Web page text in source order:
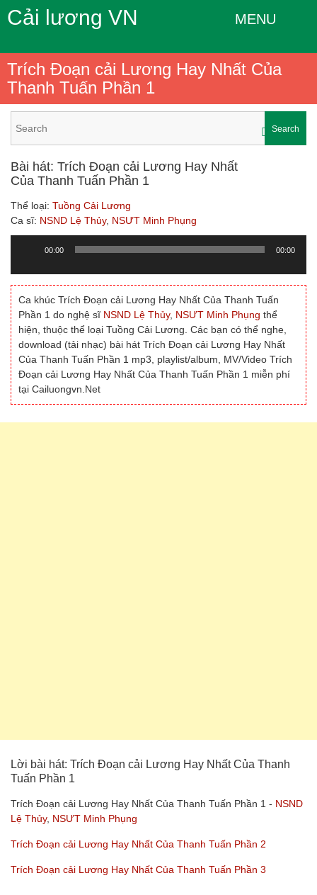
Cải lương VN MENU
Trích Đoạn cải Lương Hay Nhất Của
Thanh Tuấn Phần 1
Search
Bài hát: Trích Đoạn cải Lương Hay Nhất
Của Thanh Tuấn Phần 1
Thể loại: Tuồng Cải Lương
Ca sĩ: NSND Lệ Thủy, NSƯT Minh Phụng
00:00 00:00
Ca khúc Trích Đoạn cải Lương Hay Nhất Của Thanh Tuấn
Phần 1 do nghệ sĩ NSND Lệ Thủy, NSƯT Minh Phụng thể
hiện, thuộc thể loại Tuồng Cải Lương. Các bạn có thể nghe,
download (tải nhạc) bài hát Trích Đoạn cải Lương Hay Nhất
Của Thanh Tuấn Phần 1 mp3, playlist/album, MV/Video Trích
Đoạn cải Lương Hay Nhất Của Thanh Tuấn Phần 1 miễn phí
tại Cailuongvn.Net
Lời bài hát: Trích Đoạn cải Lương Hay Nhất Của Thanh
Tuấn Phần 1
Trích Đoạn cải Lương Hay Nhất Của Thanh Tuấn Phần 1 - NSND
Lệ Thủy, NSƯT Minh Phụng
Trích Đoạn cải Lương Hay Nhất Của Thanh Tuấn Phần 2
Trích Đoạn cải Lương Hay Nhất Của Thanh Tuấn Phần 3